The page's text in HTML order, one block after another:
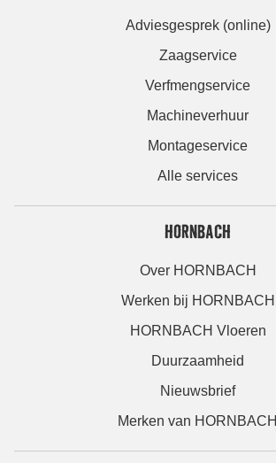
Adviesgesprek (online)
Zaagservice
Verfmengservice
Machineverhuur
Montageservice
Alle services
HORNBACH
Over HORNBACH
Werken bij HORNBACH
HORNBACH Vloeren
Duurzaamheid
Nieuwsbrief
Merken van HORNBACH